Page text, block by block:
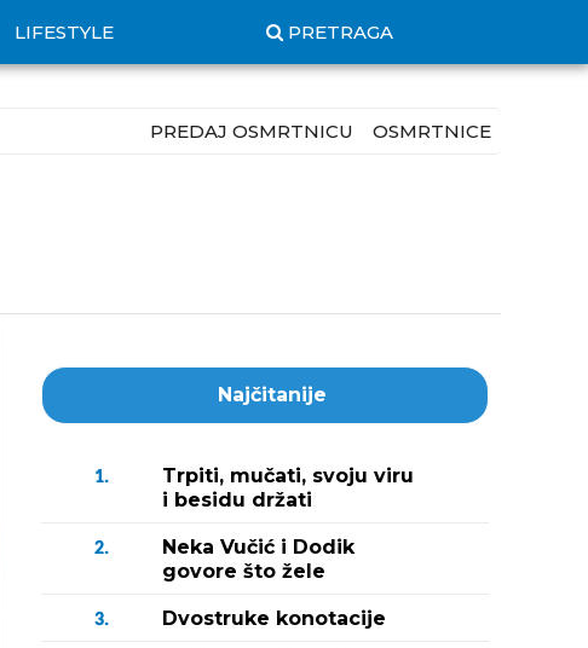
LIFESTYLE PRETRAGA
PREDAJ OSMRTNICU OSMRTNICE
Najčitanije
1.
Trpiti, mučati, svoju viru
i besidu držati
2.
Neka Vučić i Dodik
govore što žele
3. Dvostruke konotacije